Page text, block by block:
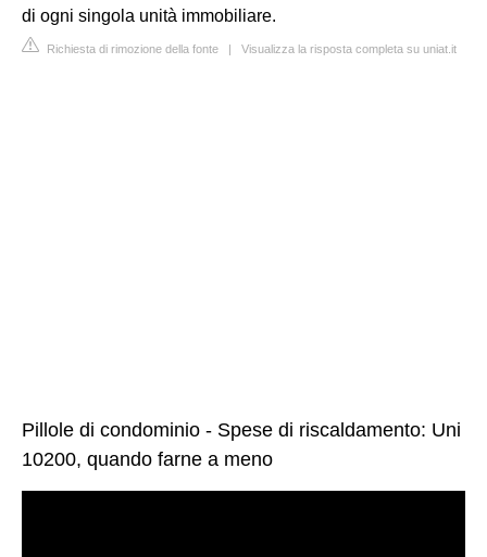
di ogni singola unità immobiliare.
Richiesta di rimozione della fonte | Visualizza la risposta completa su uniat.it
Pillole di condominio - Spese di riscaldamento: Uni
10200, quando farne a meno